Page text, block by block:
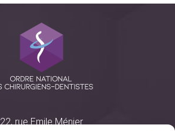
22, rue Emile Ménier